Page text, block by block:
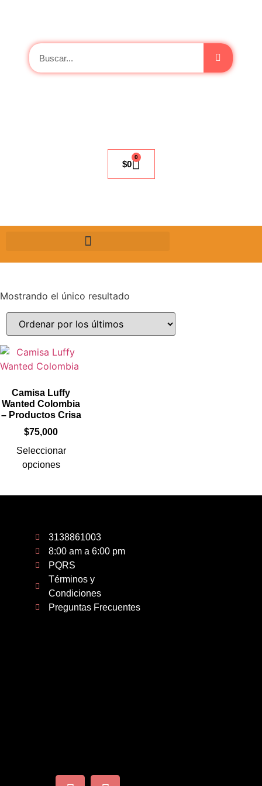
$0
0
Mostrando el único resultado
Camisa Luffy
Wanted Colombia
– Productos Crisa
$75,000
Seleccionar
opciones
3138861003
8:00 am a 6:00 pm
PQRS
Términos y
Condiciones
Preguntas Frecuentes